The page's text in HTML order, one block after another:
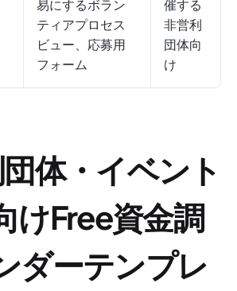
易にするボラン
ティアプロセス
ビュー、応募用
フォーム
催する
非営利
団体向
け
体・イベント
けFree資金調
ダーテンプレ